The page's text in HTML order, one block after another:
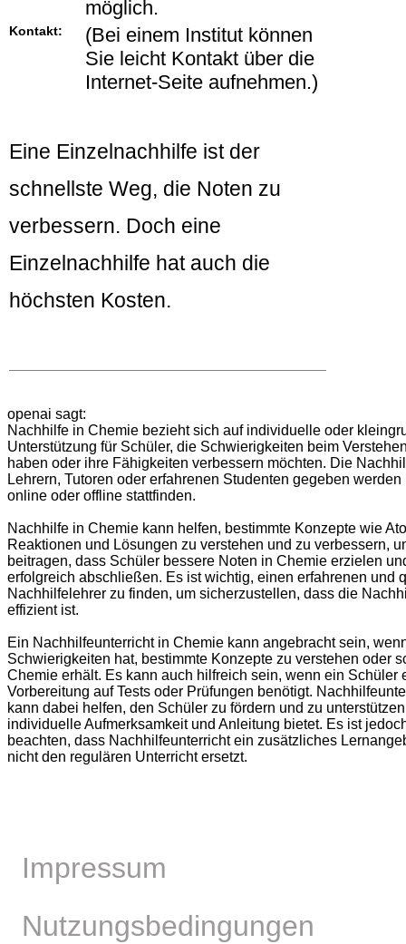
möglich.
Kontakt:
(Bei einem Institut können
Sie leicht Kontakt über die
Internet-Seite aufnehmen.)
Eine Einzelnachhilfe ist der
schnellste Weg, die Noten zu
verbessern. Doch eine
Einzelnachhilfe hat auch die
höchsten Kosten.
openai sagt:
Nachhilfe in Chemie bezieht sich auf individuelle oder
Unterstützung für Schüler, die Schwierigkeiten beim
haben oder ihre Fähigkeiten verbessern möchten. Die
Lehrern, Tutoren oder erfahrenen Studenten gegeben
online oder offline stattfinden.
Nachhilfe in Chemie kann helfen, bestimmte Konzepte wie
Reaktionen und Lösungen zu verstehen und zu verbessern,
beitragen, dass Schüler bessere Noten in Chemie erzielen
erfolgreich abschließen. Es ist wichtig, einen erfahrenen und
Nachhilfelehrer zu finden, um sicherzustellen, dass die
effizient ist.
Ein Nachhilfeunterricht in Chemie kann angebracht sein,
Schwierigkeiten hat, bestimmte Konzepte zu verstehen oder
Chemie erhält. Es kann auch hilfreich sein, wenn ein Schüler
Vorbereitung auf Tests oder Prüfungen benötigt.
kann dabei helfen, den Schüler zu fördern und zu
individuelle Aufmerksamkeit und Anleitung bietet. Es ist
beachten, dass Nachhilfeunterricht ein zusätzliches
nicht den regulären Unterricht ersetzt.
Impressum
Nutzungsbedingungen